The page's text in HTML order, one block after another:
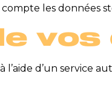
les données
d’un service